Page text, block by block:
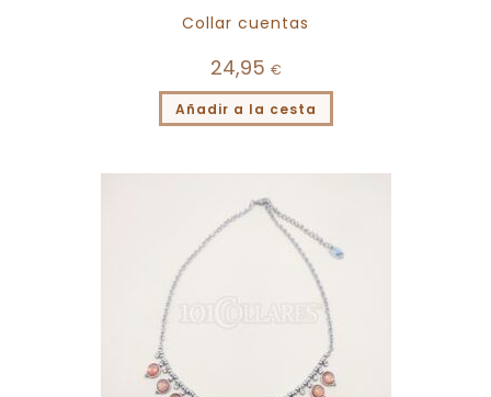
Collar cuentas
24,95 €
Añadir a la cesta